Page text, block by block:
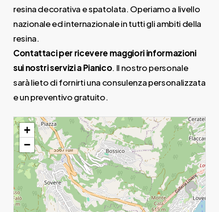
resina decorativa e spatolata. Operiamo a livello
nazionale ed internazionale in tutti gli ambiti della
resina.
Contattaci per ricevere maggiori informazioni
sui nostri servizi a Pianico. Il nostro personale
sarà lieto di fornirti una consulenza personalizzata
e un preventivo gratuito.
+
−